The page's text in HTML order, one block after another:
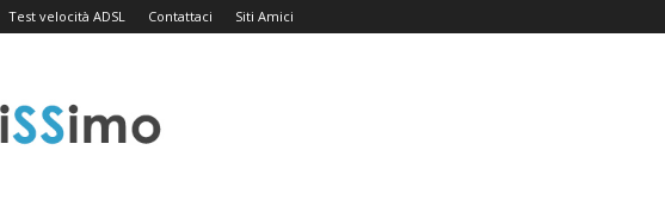
Test velocità ADSL Contattaci Siti Amici